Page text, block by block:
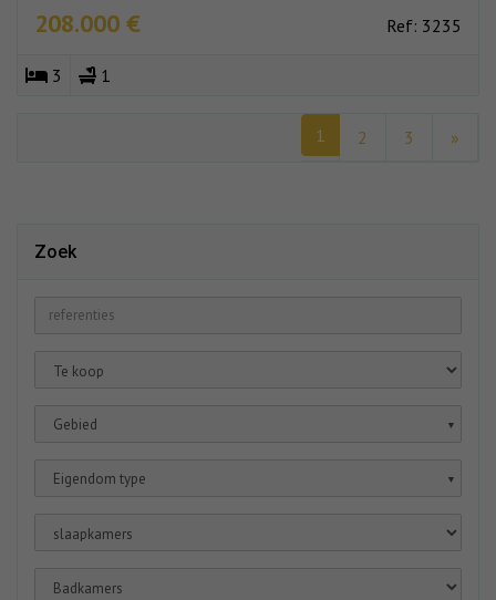
208.000 € Ref: 3235
3 1
1 2 3 »
Zoek
Gebied ▼
Eigendom type ▼